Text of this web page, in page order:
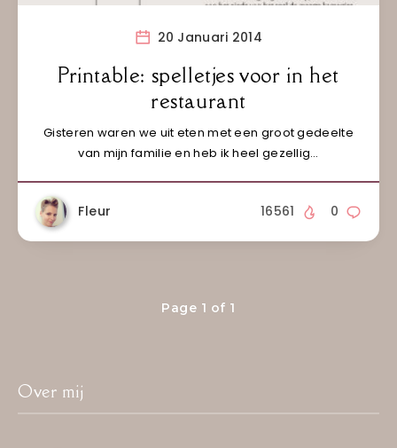
20 Januari 2014
Printable: spelletjes voor in het
restaurant
Gisteren waren we uit eten met een groot gedeelte
van mijn familie en heb ik heel gezellig…
Fleur 0
16561
Page 1 of 1
Over mij